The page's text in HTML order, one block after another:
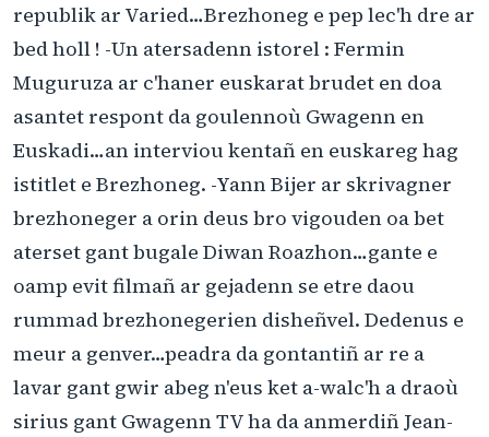
republik ar Varied…Brezhoneg e pep lec'h dre ar
bed holl ! -Un atersadenn istorel : Fermin
Muguruza ar c'haner euskarat brudet en doa
asantet respont da goulennoù Gwagenn en
Euskadi…an interviou kentañ en euskareg hag
istitlet e Brezhoneg. -Yann Bijer ar skrivagner
brezhoneger a orin deus bro vigouden oa bet
aterset gant bugale Diwan Roazhon…gante e
oamp evit filmañ ar gejadenn se etre daou
rummad brezhonegerien disheñvel. Dedenus e
meur a genver…peadra da gontantiñ ar re a
lavar gant gwir abeg n'eus ket a-walc'h a draoù
sirius gant Gwagenn TV ha da anmerdiñ Jean-